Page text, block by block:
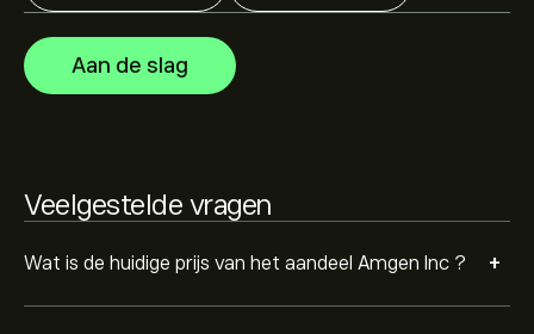
Aan de slag
Veelgestelde vragen
Wat is de huidige prijs van het aandeel Amgen Inc ? +
consensus Matige buy.